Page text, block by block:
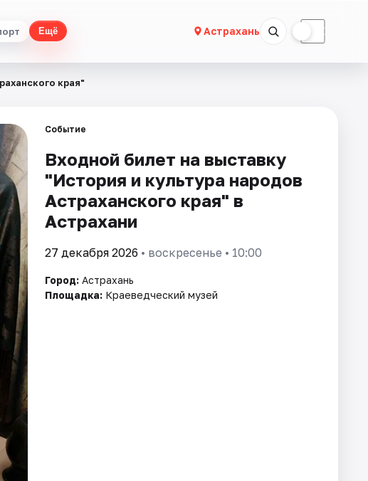
Ещё Астрахань ☾
края"
Событие
Входной билет на выставку
"История и культура народов
Астраханского края" в
Астрахани
27 декабря 2026 • воскресенье • 10:00
Город: Астрахань
Площадка: Краеведческий музей